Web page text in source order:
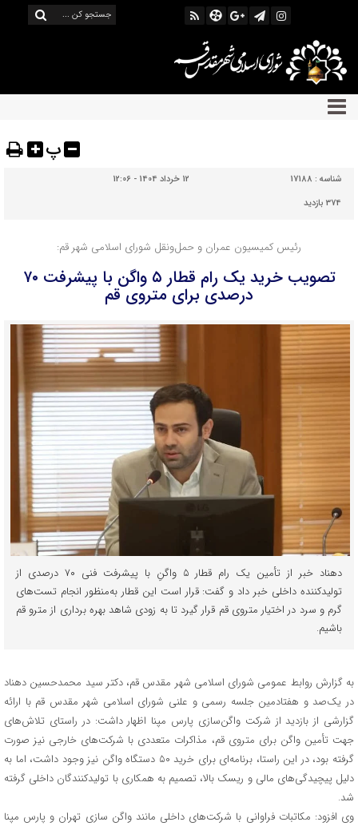
پ
شناسه : 17188
12 خرداد 1404 - 12:06
374 بازدید
رئیس کمیسیون عمران و حمل‌ونقل شورای اسلامی شهر قم:
تصویب خرید یک رام قطار ۵ واگن با پیشرفت ۷۰
درصدی برای متروی قم
دهناد خبر از تأمین یک رام قطار ۵ واگنِ با پیشرفت فنی ۷۰ درصدی از
تولیدکننده داخلی خبر داد و گفت: قرار است این قطار به‌منظور انجام تست‌های
گرم و سرد در اختیار متروی قم قرار گیرد تا به زودی شاهد بهره برداری از مترو قم
باشیم.
به گزارش روابط عمومی شورای اسلامی شهر مقدس قم، دکتر سید محمدحسین دهناد
در یک‌صد و هفتادمین جلسه رسمی و علنی شورای اسلامی شهر مقدس قم با ارائه
گزارشی از بازدید از شرکت واگن‌سازی پارس مپنا اظهار داشت: در راستای تلاش‌های
جهت تأمین واگن برای متروی قم، مذاکرات متعددی با شرکت‌های خارجی نیز صورت
گرفته بود، در این راستا، برنامه‌ای برای خرید ۵۰ دستگاه واگن نیز وجود داشت، اما به
دلیل پیچیدگی‌های مالی و ریسک بالا، تصمیم به همکاری با تولیدکنندگان داخلی گرفته
شد.
وی افزود: مکاتبات فراوانی با شرکت‌های داخلی مانند واگن سازی تهران و پارس مپنا